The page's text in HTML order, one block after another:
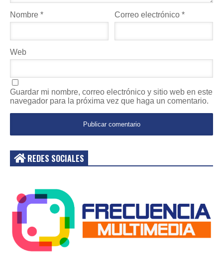
Nombre * Correo electrónico*
Web
Guardar mi nombre, correo electrónico y sitio web en este
navegador para la próxima vez que haga un comentario.
REDES SOCIALES